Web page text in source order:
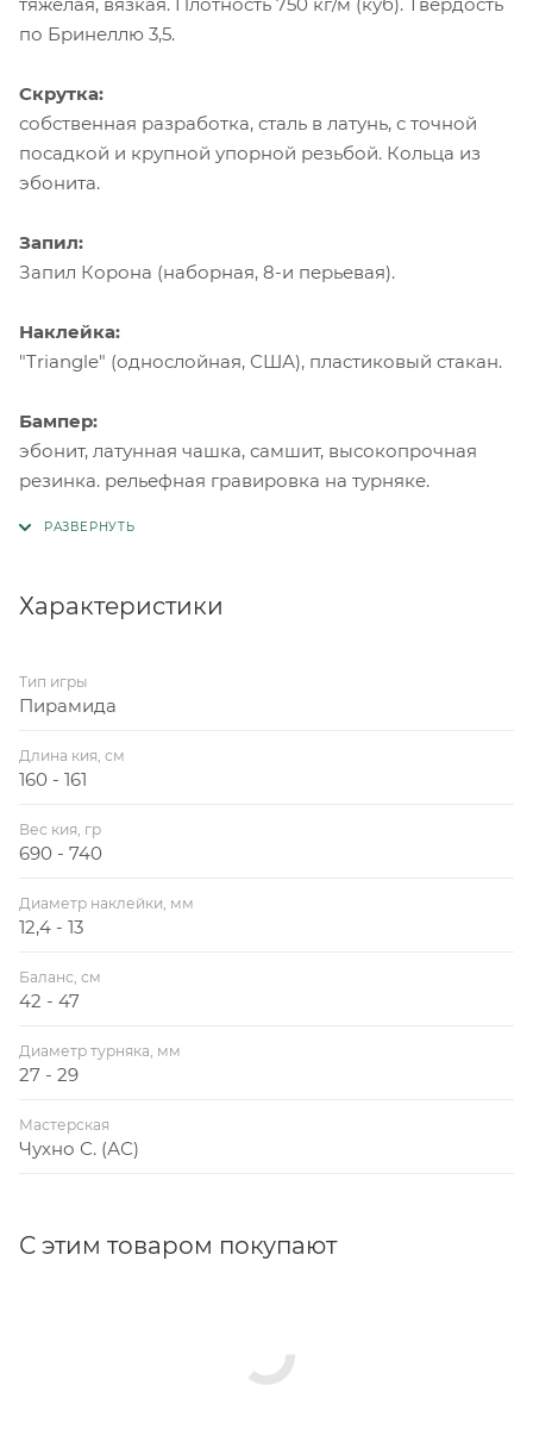
по Бринеллю 3,5.
Скрутка:
собственная разработка, сталь в латунь, с точной
посадкой и крупной упорной резьбой. Кольца из
эбонита.
Запил:
Запил Корона (наборная, 8-и перьевая).
Наклейка:
"Triangle" (однослойная, США), пластиковый стакан.
Бампер:
эбонит, латунная чашка, самшит, высокопрочная
резинка. рельефная гравировка на турняке.
Характеристики
Тип игры
Пирамида
Длина кия, см
160 - 161
Вес кия, гр
690 - 740
Диаметр наклейки, мм
12,4 - 13
Баланс, см
42 - 47
Диаметр турняка, мм
27 - 29
Мастерская
Чухно С. (АС)
С этим товаром покупают